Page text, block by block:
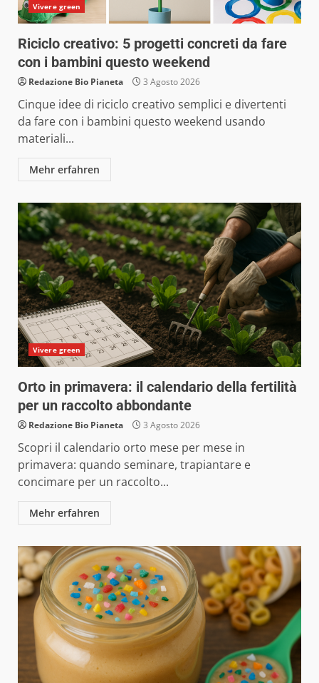
Vivere green
Riciclo creativo: 5 progetti concreti da fare
con i bambini questo weekend
Redazione Bio Pianeta 3 Agosto 2026
Cinque idee di riciclo creativo semplici e divertenti
da fare con i bambini questo weekend usando
materiali...
Mehr erfahren
Vivere green
Orto in primavera: il calendario della fertilità
per un raccolto abbondante
Redazione Bio Pianeta 3 Agosto 2026
Scopri il calendario orto mese per mese in
primavera: quando seminare, trapiantare e
concimare per un raccolto...
Mehr erfahren